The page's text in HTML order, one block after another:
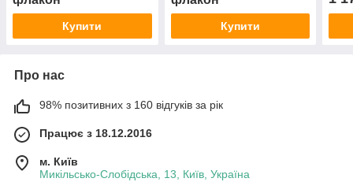
Купити Купити
Про нас
98% позитивних з 160 відгуків за рік
Працює з 18.12.2016
м. Київ
Микільсько-Слобідська, 13, Київ, Україна